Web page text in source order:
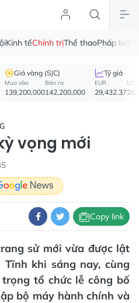
Kinh tếChính trịThể thaoPháp luật
Giá vàng (SJC)
Mua vào
139,200,000
Bán ra
142,200,000
Tỷ giá
EUR
29,432.37
USD
vọng mới
Copy link
sử mới vừa được lật
khi sáng nay, cùng
tổ chức lễ công bố
bộ máy hành chính và